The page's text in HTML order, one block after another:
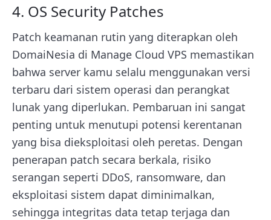
4. OS Security Patches
Patch keamanan rutin yang diterapkan oleh
DomaiNesia di Manage Cloud VPS memastikan
bahwa server kamu selalu menggunakan versi
terbaru dari sistem operasi dan perangkat
lunak yang diperlukan. Pembaruan ini sangat
penting untuk menutupi potensi kerentanan
yang bisa dieksploitasi oleh peretas. Dengan
penerapan patch secara berkala, risiko
serangan seperti DDoS, ransomware, dan
eksploitasi sistem dapat diminimalkan,
sehingga integritas data tetap terjaga dan